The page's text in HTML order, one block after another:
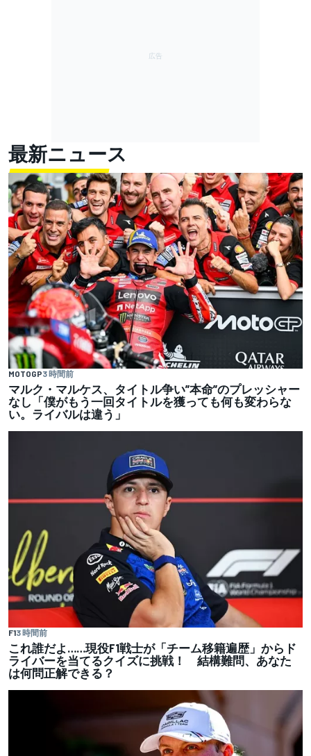
最新ニュース
MOTOGP3 時間前
マルク・マルケス、タイトル争い”本命”のプレッシャー
なし「僕がもう一回タイトルを獲っても何も変わらな
い。ライバルは違う」
F13 時間前
これ誰だよ……現役F1戦士が「チーム移籍遍歴」からド
ライバーを当てるクイズに挑戦！ 結構難問、あなた
は何問正解できる？